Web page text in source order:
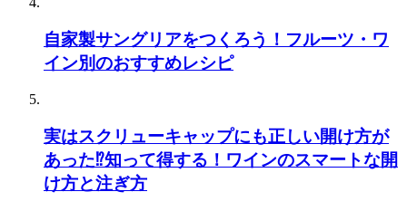
自家製サングリアをつくろう！フルーツ・ワ
イン別のおすすめレシピ
実はスクリューキャップにも正しい開け方が
あった⁉知って得する！ワインのスマートな開
け方と注ぎ方